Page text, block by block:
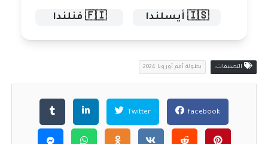
🇮🇸 أيسلندا 🇫🇮 فنلندا
التصنيفات: بطولة أمم أوروبا 2024
facebook
Twitter